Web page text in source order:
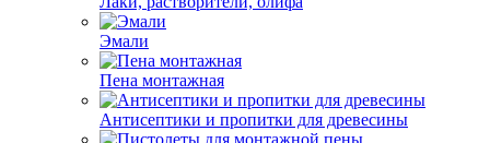
Эмали
Пена монтажная
Антисептики и пропитки для древесины